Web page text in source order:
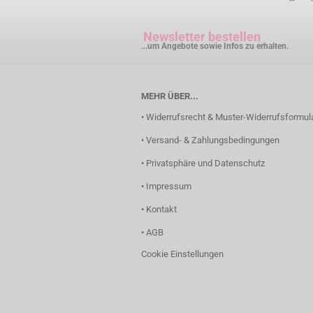
Newsletter bestellen
...um Angebote sowie Infos zu erhalten.
MEHR ÜBER...
• Widerrufsrecht & Muster-
• Versand- & Zahlungsbedingungen
• Privatsphäre und Datenschutz
• Impressum
• Kontakt
• AGB
Cookie Einstellungen